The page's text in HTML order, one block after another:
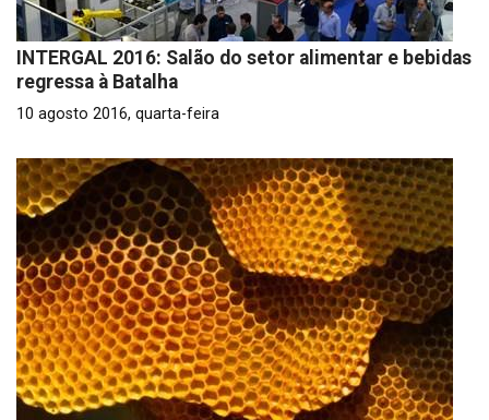
INTERGAL 2016: Salão do setor alimentar e bebidas
regressa à Batalha
10 agosto 2016, quarta-feira